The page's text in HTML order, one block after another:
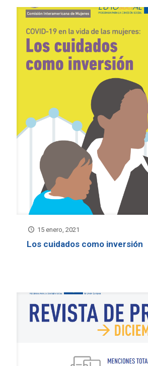
15 enero, 2021
Los cuidados como inversión